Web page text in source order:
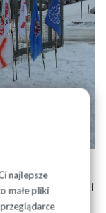
najlepsze
małe pliki
Grupy
Technologie i
do akcji